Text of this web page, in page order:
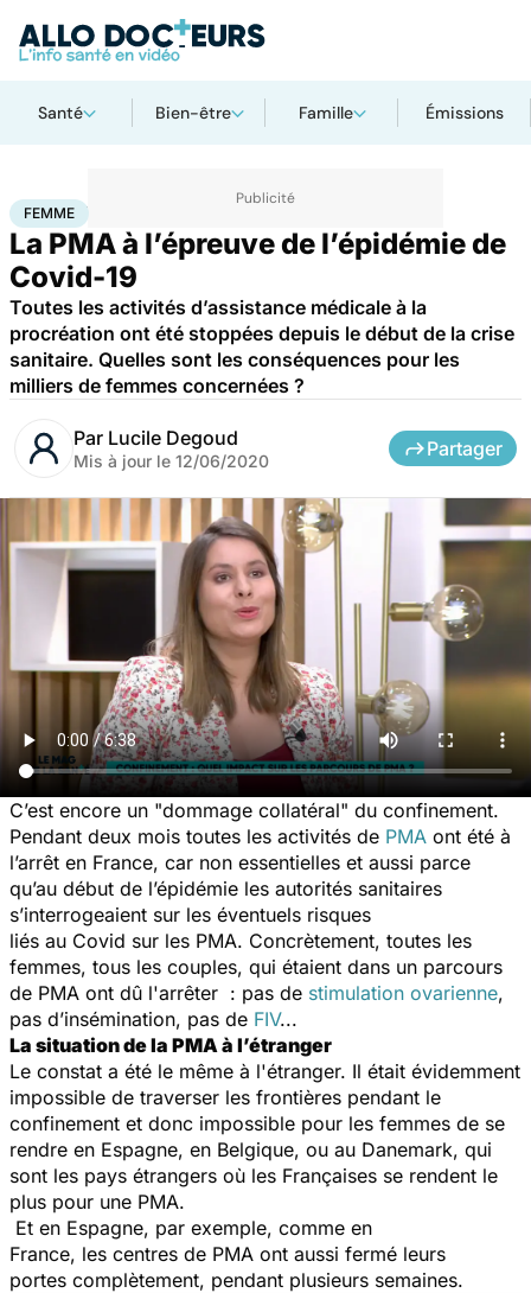
Santé Bien-être Famille Émissions
AccueilFamille Femme
FEMME
La PMA à l’épreuve de l’épidémie de
Covid-19
Toutes les activités d’assistance médicale à la
procréation ont été stoppées depuis le début de la crise
sanitaire. Quelles sont les conséquences pour les
milliers de femmes concernées ?
Par Lucile Degoud
Mis à jour le 12/06/2020
Partager
C’est encore un "dommage collatéral" du confinement.
Pendant deux mois toutes les activités de PMA ont été à
l’arrêt en France, car non essentielles et aussi parce
qu’au début de l’épidémie les autorités sanitaires
s’interrogeaient sur les éventuels risques
liés au Covid sur les PMA. Concrètement, toutes les
femmes, tous les couples, qui étaient dans un parcours
de PMA ont dû l'arrêter : pas de stimulation ovarienne,
pas d’insémination, pas de FIV...
La situation de la PMA à l’étranger
Le constat a été le même à l'étranger. Il était évidemment
impossible de traverser les frontières pendant le
confinement et donc impossible pour les femmes de se
rendre en Espagne, en Belgique, ou au Danemark, qui
sont les pays étrangers où les Françaises se rendent le
plus pour une PMA.
Et en Espagne, par exemple, comme en
France, les centres de PMA ont aussi fermé leurs
portes complètement, pendant plusieurs semaines.